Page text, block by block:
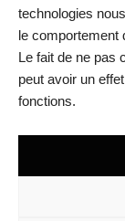
technologies
le comportement
Le fait de ne pas
peut avoir un
fonctions.
RIVIERAClinic
RIVIERAClinic
RIVIERAclinic
Médias
Blog